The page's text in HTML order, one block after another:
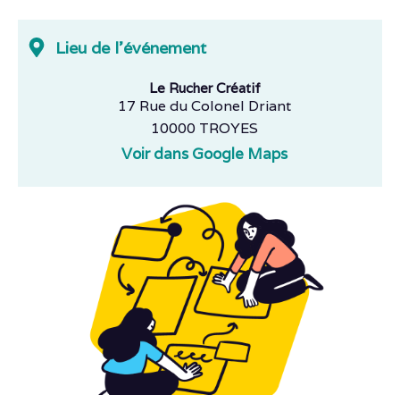
Lieu de l'événement
Le Rucher Créatif
17 Rue du Colonel Driant
10000 TROYES
Voir dans Google Maps